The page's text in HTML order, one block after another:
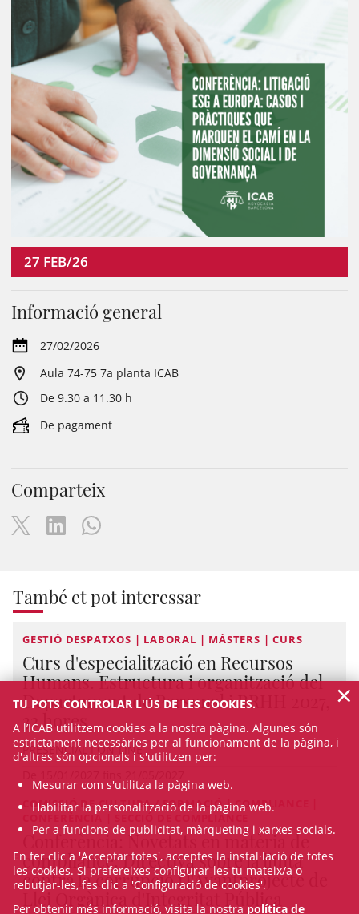
27 FEB/26
Informació general
27/02/2026
Aula 74-75 7a planta ICAB
De 9.30 a 11.30 h
De pagament
Comparteix
També et pot interessar
GESTIÓ DESPATXOS | LABORAL | MÀSTERS | CURS
Curs d'especialització en Recursos
Humans. Estructura i organització del
Departament de Personal i RRHH 2027,
32 hores
PRESENCIAL I ON-LINE
COMISSIÓ DE CULTURA / FORMACIÓ | COMPLIANCE |
CONFERÈNCIA | SECCIÓ DE COMPLIANCE
Conferència: Novetats en matèria de
compliance: Directiva sobre la lluita
contra la corrupció i l'Avantprojecte de
Llei Orgànica d'Integritat Pública
TU POTS CONTROLAR L'ÚS DE LES COOKIES.
A l’ICAB utilitzem cookies a la nostra pàgina. Algunes són
estrictament necessàries per al funcionament de la pàgina, i
d'altres són opcionals i s'utilitzen per:
Mesurar com s'utilitza la pàgina web.
Habilitar la personalització de la pàgina web.
Per a funcions de publicitat, màrqueting i xarxes socials.
En fer clic a 'Acceptar totes', acceptes la instal·lació de totes
les cookies. Si prefereixes configurar-les tu mateix/a o
rebutjar-les, fes clic a 'Configuració de cookies'.
Per obtenir més informació, visita la nostra política de
×